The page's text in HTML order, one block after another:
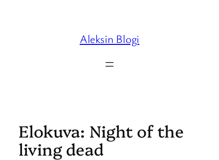
Aleksin Blogi
Elokuva: Night of the
living dead